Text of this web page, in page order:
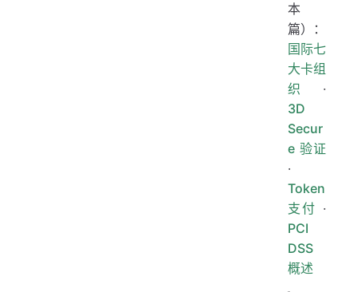
本
篇）：
国际七
大卡组
织
·
3D
Secur
e 验证
·
Token
支付 ·
PCI
DSS
概述